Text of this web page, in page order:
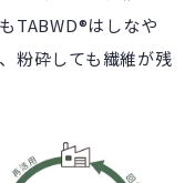
TABWD®はしなや
粉砕しても繊維が残